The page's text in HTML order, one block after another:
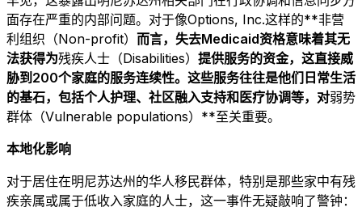
面存在严重的内部问题。对于像Options, Inc.这样的**非营
利组织（Non-profit） 而言，失去Medicaid资格意味着其无
法获得为残疾人士（Disabilities） 提供服务的资金，这直接威
胁到200个家庭的服务连续性。这些服务往往是他们日常生活
的基石，包括个人护理、社区融入支持和医疗协调等，对弱势
群体（Vulnerable populations）**至关重要。
本地化影响
对于居住在明尼苏达州的华人移民群体，特别是那些家中有残
疾亲属或属于低收入家庭的人士，这一事件无疑敲响了警钟：